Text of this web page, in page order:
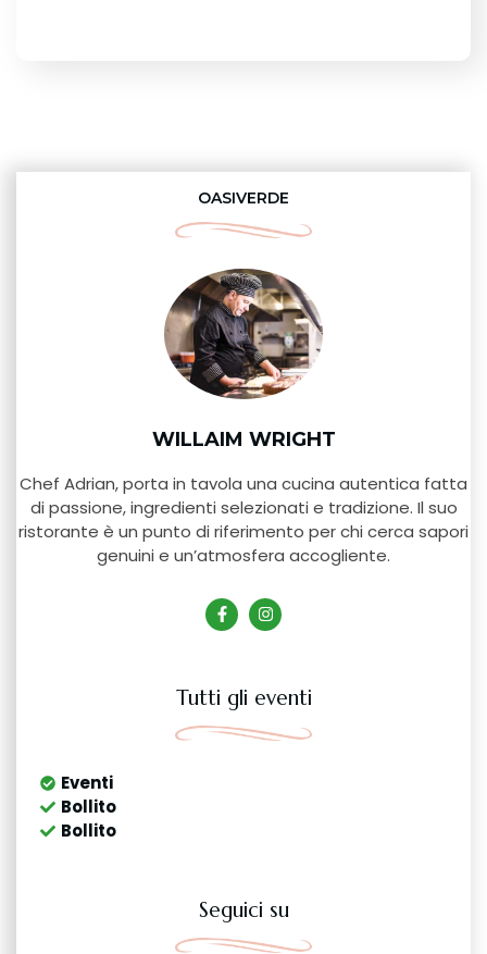
OASIVERDE
WILLAIM WRIGHT
Chef Adrian, porta in tavola una cucina autentica fatta
di passione, ingredienti selezionati e tradizione. Il suo
ristorante è un punto di riferimento per chi cerca sapori
genuini e un’atmosfera accogliente.
Tutti gli eventi
Eventi
Bollito
Bollito
Seguici su